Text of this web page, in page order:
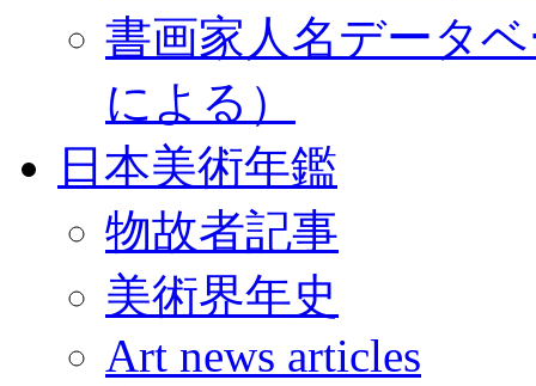
書画家人名データ
による）
日本美術年鑑
物故者記事
美術界年史
Art news articles